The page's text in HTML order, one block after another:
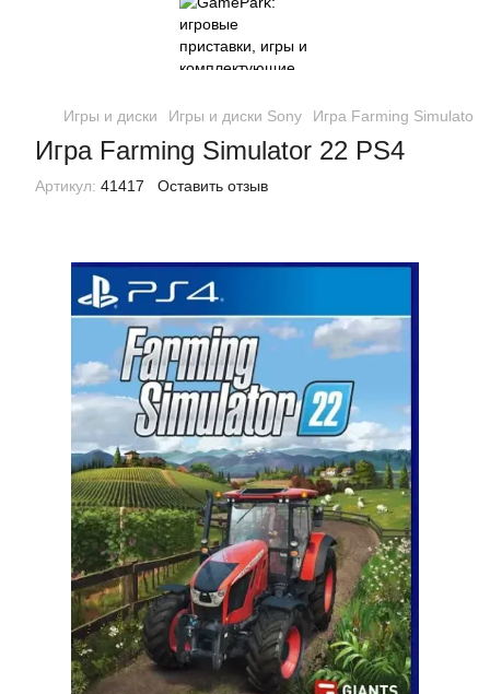
Игры и диски Игры и диски Sony Игра Farming Simulator
Игра Farming Simulator 22 PS4
Артикул: 41417 Оставить отзыв